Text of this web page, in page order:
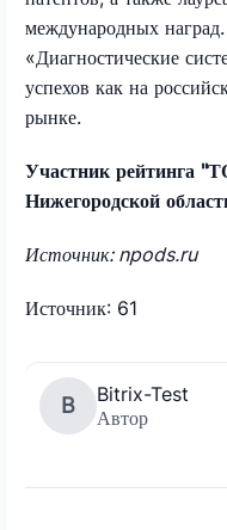
международных
«Диагностические
успехов как на
рынке.
Участник рейтинга
Нижегородской
Источник: npods.ru
Источник: 61
B
Bitrix-Test
Автор